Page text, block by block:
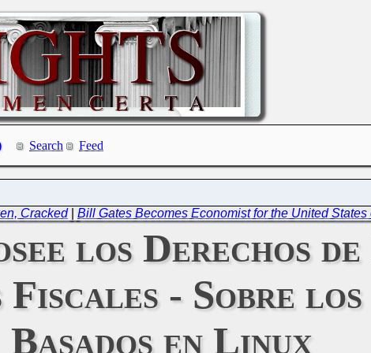
Search Feed
Cracked|Bill Gates Becomes Economist for the United States
los Derechos de
- Sobre
Basados en Linux